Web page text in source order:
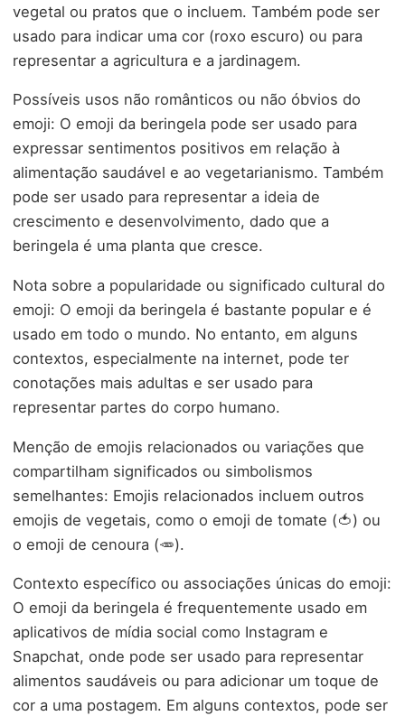
vegetal ou pratos que o incluem. Também pode ser
usado para indicar uma cor (roxo escuro) ou para
representar a agricultura e a jardinagem.
Possíveis usos não românticos ou não óbvios do
emoji: O emoji da beringela pode ser usado para
expressar sentimentos positivos em relação à
alimentação saudável e ao vegetarianismo. Também
pode ser usado para representar a ideia de
crescimento e desenvolvimento, dado que a
beringela é uma planta que cresce.
Nota sobre a popularidade ou significado cultural do
emoji: O emoji da beringela é bastante popular e é
usado em todo o mundo. No entanto, em alguns
contextos, especialmente na internet, pode ter
conotações mais adultas e ser usado para
representar partes do corpo humano.
Menção de emojis relacionados ou variações que
compartilham significados ou simbolismos
semelhantes: Emojis relacionados incluem outros
emojis de vegetais, como o emoji de tomate (🍅) ou
o emoji de cenoura (🥕).
Contexto específico ou associações únicas do emoji:
O emoji da beringela é frequentemente usado em
aplicativos de mídia social como Instagram e
Snapchat, onde pode ser usado para representar
alimentos saudáveis ou para adicionar um toque de
cor a uma postagem. Em alguns contextos, pode ser